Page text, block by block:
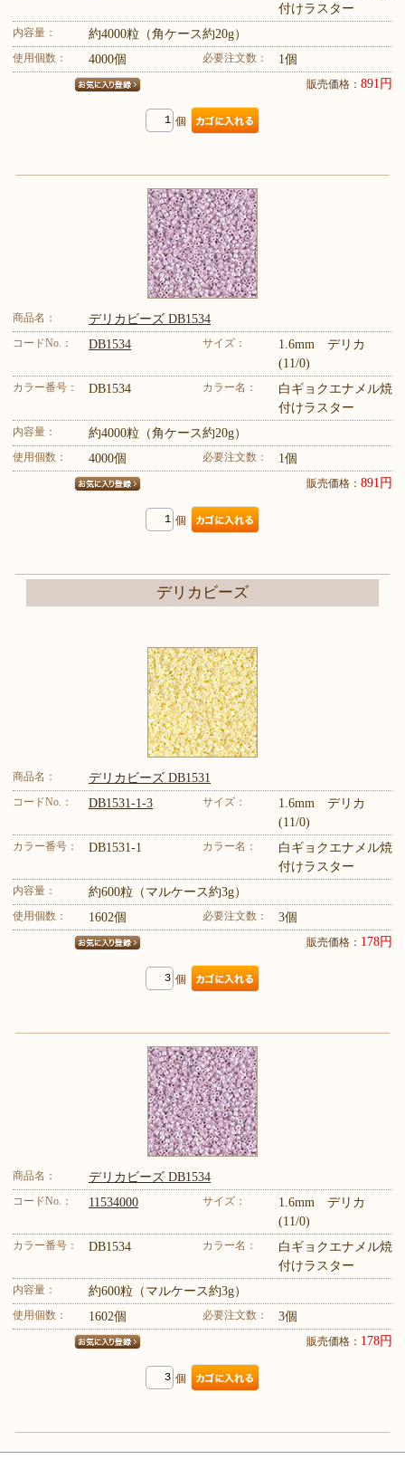
付けラスター
内容量： 約4000粒（角ケース約20g）
使用個数： 4000個 必要注文数： 1個
販売価格： 891円
個
商品名： デリカビーズ DB1534
コードNo.： DB1534 サイズ：
1.6mm デリカ
(11/0)
カラー番号： DB1534 カラー名：
白ギョクエナメル焼
付けラスター
内容量： 約4000粒（角ケース約20g）
使用個数： 4000個 必要注文数： 1個
販売価格： 891円
個
デリカビーズ
商品名： デリカビーズ DB1531
コードNo.： DB1531-1-3 サイズ：
1.6mm デリカ
(11/0)
カラー番号： DB1531-1 カラー名：
白ギョクエナメル焼
付けラスター
内容量： 約600粒（マルケース約3g）
使用個数： 1602個 必要注文数： 3個
販売価格： 178円
個
商品名： デリカビーズ DB1534
コードNo.： 11534000 サイズ：
1.6mm デリカ
(11/0)
カラー番号： DB1534 カラー名：
白ギョクエナメル焼
付けラスター
内容量： 約600粒（マルケース約3g）
使用個数： 1602個 必要注文数： 3個
販売価格： 178円
個